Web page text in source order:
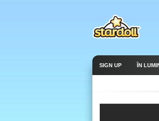
SIGN UP ÎN